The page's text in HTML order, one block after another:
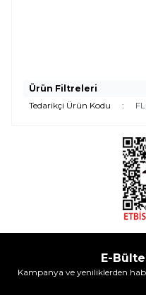
Ürün Filtreleri
Tedarikçi Ürün Kodu
:
E-
Kampanya ve yeniliklerden